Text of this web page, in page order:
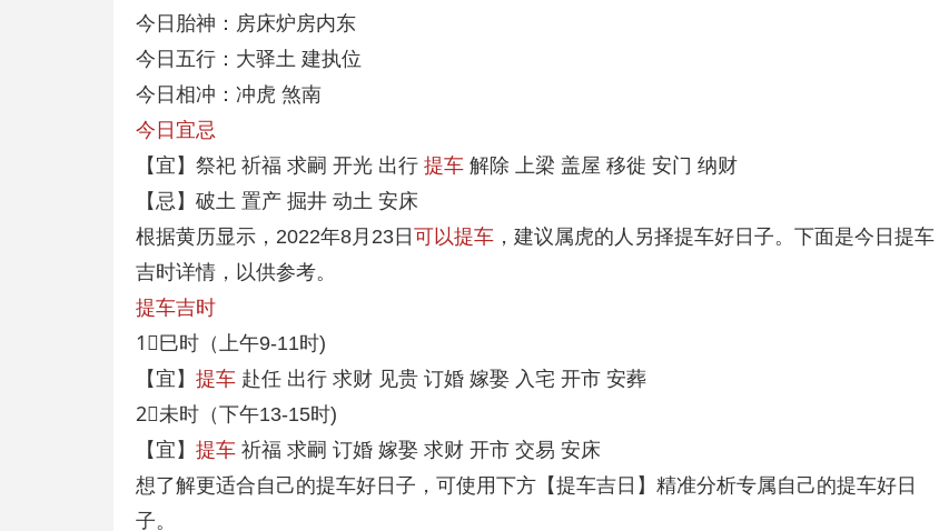
今日胎神：房床炉房内东
今日五行：大驿土 建执位
今日相冲：冲虎 煞南
今日宜忌
【宜】祭祀 祈福 求嗣 开光 出行 提车 解除 上梁 盖屋 移徙 安门 纳财
【忌】破土 置产 掘井 动土 安床
根据黄历显示，2022年8月23日 可以提车 ，建议属虎的人另择提车好日子。下面是今日提车
吉时详情，以供参考。
提车吉时
1⃣️巳时（上午9-11时)
【宜】 提车 赴任 出行 求财 见贵 订婚 嫁娶 入宅 开市 安葬
2⃣️未时（下午13-15时)
【宜】 提车 祈福 求嗣 订婚 嫁娶 求财 开市 交易 安床
想了解更适合自己的提车好日子，可使用下方【提车吉日】精准分析专属自己的提车好日
子。